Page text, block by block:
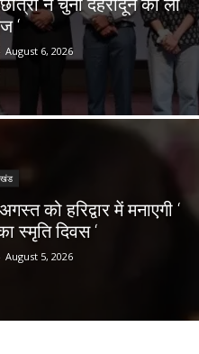
‘
August 6, 2026
को हरिद्वार में मनाएगी ‘
स्मृति दिवस ‘
August 5, 2026